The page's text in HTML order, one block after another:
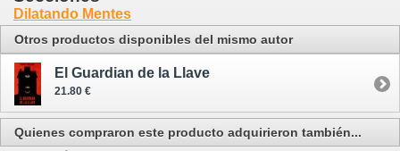
Dilatando Mentes
Otros productos disponibles del mismo autor
El Guardian de la Llave
21.80 €
Quienes compraron este producto adquirieron también...